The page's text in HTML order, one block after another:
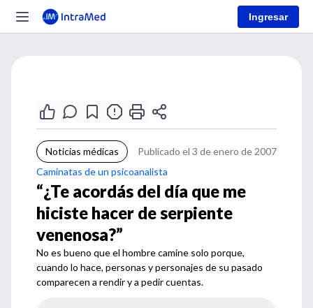
Ingresar
Noticias médicas
Publicado el 3 de enero de 2007
Caminatas de un psicoanalista
“¿Te acordás del día que me
hiciste hacer de serpiente
venenosa?”
No es bueno que el hombre camine solo porque,
cuando lo hace, personas y personajes de su pasado
comparecen a rendir y a pedir cuentas.